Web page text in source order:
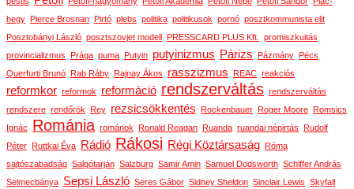
hegy Pierce Brosnan Pirtó plebs politika politikusok pornó posztkommunista elit
Posztobányi László posztszovjet modell PRESSCARD PLUS Kft.
promiszkuitás
provincializmus Prága puma Putyin putyinizmus Párizs Pázmány Pécs
Querfurti Brunó Rab Ráby Rajnay Ákos rasszizmus REAC reakciós
reformkor reformok reformáció rendszerváltás rendszerváltás
rendszere rendőrök Rey rezsicsökkentés Rockenbauer Roger Moore Romsics
Ignác
Románia románok Ronald Reagan Ruanda ruandai népirtás Rudolf
Péter Ruttkai Éva Rádió Rákosi Régi Köztársaság Róma
sajtószabadság Salgótarján Salzburg Samir Amin Samuel Dodsworth Schiffer András
Selmecbánya Sepsi László Seres Gábor Sidney Sheldon Sinclair Lewis Skyfall